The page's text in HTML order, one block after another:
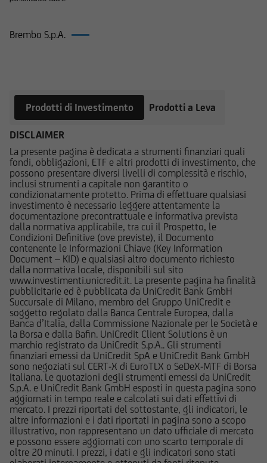
Brembo S.p.A.
Prodotti di Investimento Prodotti a Leva
DISCLAIMER
La presente pagina è dedicata a strumenti finanziari quali
fondi, obbligazioni, ETF e altri prodotti di investimento, che
possono presentare diversi livelli di complessità e rischio,
inclusi strumenti a capitale non garantito o
condizionatamente protetto. Prima di effettuare qualsiasi
investimento è necessario leggere attentamente la
documentazione precontrattuale e informativa prevista
dalla normativa applicabile, tra cui il Prospetto, le
Condizioni Definitive (ove previste), il Documento
contenente le Informazioni Chiave (Key Information
Document – KID) e qualsiasi altro documento richiesto
dalla normativa locale, disponibili sul sito
www.investimenti.unicredit.it. La presente pagina ha finalità
pubblicitarie ed è pubblicata da UniCredit Bank GmbH
Succursale di Milano, membro del Gruppo UniCredit e
soggetto regolato dalla Banca Centrale Europea, dalla
Banca d’Italia, dalla Commissione Nazionale per le Società e
la Borsa e dalla Bafin. UniCredit Client Solutions è un
marchio registrato da UniCredit S.p.A.. Gli strumenti
finanziari emessi da UniCredit SpA e UniCredit Bank GmbH
sono negoziati sul CERT-X di EuroTLX o SeDeX-MTF di Borsa
Italiana. Le quotazioni degli strumenti emessi da UniCredit
S.p.A. e UniCredit Bank GmbH esposti in questa pagina sono
aggiornati in tempo reale e calcolati sui dati effettivi di
mercato. I prezzi riportati del sottostante, gli indicatori, le
altre informazioni e i dati riportati in pagina sono a scopo
illustrativo, non rappresentano un dato ufficiale di mercato
e possono essere aggiornati con uno scarto temporale di
oltre 20 minuti. I prezzi, i dati e gli indicatori sono stati
senza preventiva autorizzazione scritta.
sul Sito siano prodotte sulla base di fonti
attendibili; la medesima non potrà in ogni caso
accuratezza o completezza delle stesse. Le
informazioni pubblicate sul Sito possono,
inoltre, basarsi su determinati dati, presupposti,
opinioni o previsioni che possono cambiare nel
tempo; in particolare i prezzi e i valori pubblicati
si intendono riferiti alla data e all'ora
espressamente riportati; l'utente dovrà,
pertanto, verificarne sempre l'attualità.
UniCredit Bank GmbH - Succursale di Milano non
è in alcun modo responsabile del contenuto di
qualsiasi altro sito web tramite il quale -
attraverso un hyperlink - l'utente abbia
raggiunto il Sito e di quello dei siti web
accessibili, via hyperlink, dal Sito medesimo, né
per eventuali perdite o danni subiti dall'utente
per qualsiasi ragione in conseguenza
dell'accesso da parte del medesimo a siti web
cui il Sito sia collegato attraverso hyperlink.
Le informazioni e i documenti pubblicati sul Sito
hanno finalità informativa, e/o
pubblicitaria/promozionale. e non sono in alcun